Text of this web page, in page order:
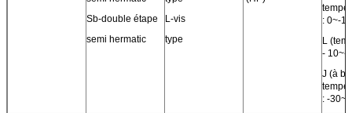
Sb-double étape
semi hermatic
L-vis
type
: 0~-
L
- 10~-
J (à
: -